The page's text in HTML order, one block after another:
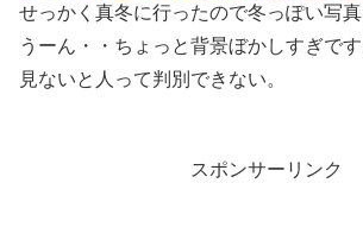
せっかく真冬に行ったので冬っぽい写真
うーん・・ちょっと背景ぼかしすぎで
見ないと人って判別できない。
スポンサーリンク